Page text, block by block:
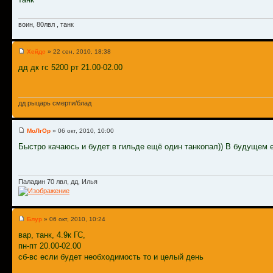
воин, 80лвл , танк
Хейдс » 22 сен, 2010, 18:38
дд дк гс 5200 рт 21.00-02.00
дд рыцарь смерти/блад
МоЛгОp » 06 окт, 2010, 10:00
Быстро качаюсь и будет в гильде ещё один танкопал)) В будущем
Паладин 70 лвл, дд, Илья
Блур » 06 окт, 2010, 10:24
вар, танк, 4.9к ГС,
пн-пт 20.00-02.00
сб-вс если будет необходимость то и целый день